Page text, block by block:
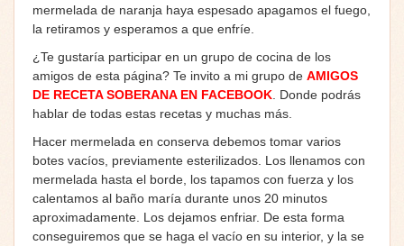
mermelada de naranja haya espesado apagamos el fuego,
la retiramos y esperamos a que enfríe.
¿Te gustaría participar en un grupo de cocina de los
amigos de esta página? Te invito a mi grupo de AMIGOS
DE RECETA SOBERANA EN FACEBOOK . Donde podrás
hablar de todas estas recetas y muchas más.
Hacer mermelada en conserva debemos tomar varios
botes vacíos, previamente esterilizados. Los llenamos con
mermelada hasta el borde, los tapamos con fuerza y los
calentamos al baño maría durante unos 20 minutos
aproximadamente. Los dejamos enfriar. De esta forma
conseguiremos que se haga el vacío en su interior, y la se